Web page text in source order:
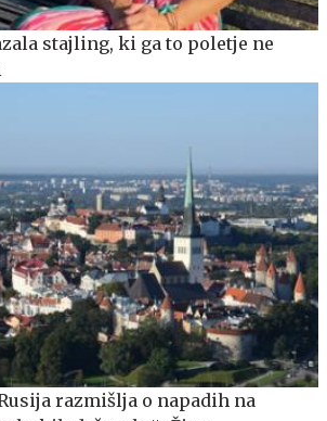
stajling, ki ga to poletje ne
razmišlja o napadih na